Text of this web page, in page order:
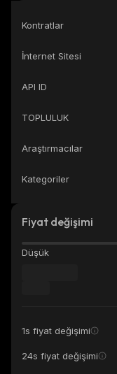
Kontratlar
İnternet Sitesi
API ID
TOPLULUK
Araştırmacılar
Kategoriler
Fiyat değişimi
Düşük
1s fiyat değişimi
24s fiyat değişimi